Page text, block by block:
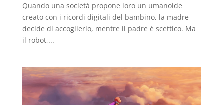
Quando una società propone loro un umanoide
creato con i ricordi digitali del bambino, la madre
decide di accoglierlo, mentre il padre è scettico. Ma
il robot,...